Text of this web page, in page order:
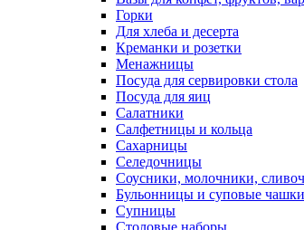
Горки
Для хлеба и десерта
Креманки и розетки
Менажницы
Посуда для сервировки стола
Посуда для яиц
Салатники
Салфетницы и кольца
Сахарницы
Селедочницы
Соусники, молочники,
Бульонницы и суповые чашки
Супницы
Столовые наборы